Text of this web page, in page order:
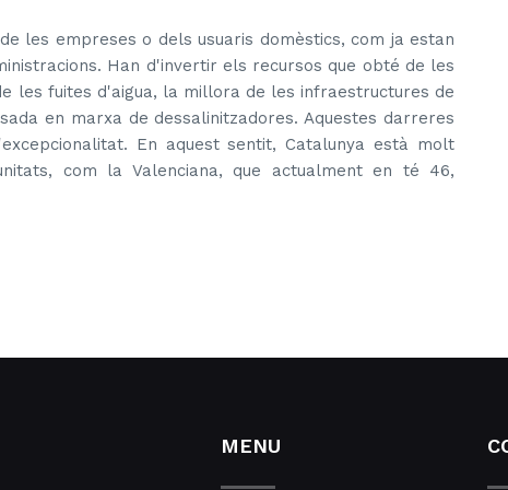
les empreses o dels usuaris domèstics, com ja estan
Han d'invertir els recursos que obté de les
les fuites d'aigua, la millora de les infraestructures de
en marxa de dessalinitzadores. Aquestes darreres
En aquest sentit, Catalunya està molt
com la Valenciana, que actualment en té 46,
MENU